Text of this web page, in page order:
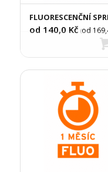
FLUORESCENČNÍ
od 140,0 Kč (od